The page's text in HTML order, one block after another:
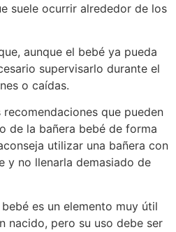
suele ocurrir alrededor de los
aunque el bebé ya pueda
supervisarlo durante el
o caídas.
que pueden
de la bañera bebé de forma
utilizar una bañera con
y no llenarla demasiado de
es un elemento muy útil
nacido, pero su uso debe ser